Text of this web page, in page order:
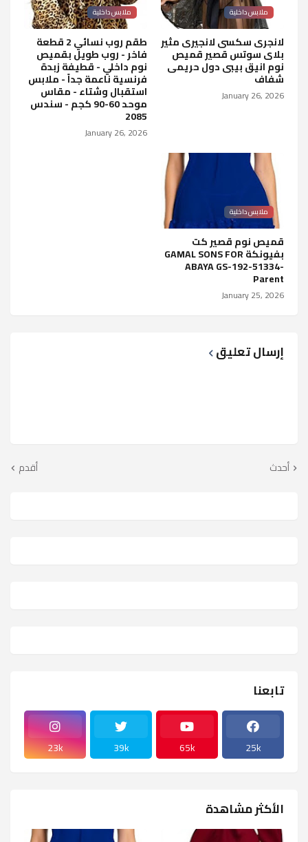
ملابس داخلية
لانجرى سكسى لانجيرى مثير
بلاى سوتس قصير قميص
نوم انيق بيبى دول حريمى
شفاف
January 26, 2026
ملابس داخلية
طقم روب نسائي 2 قطعة
فاخر - روب طويل بقميص
نوم داخلي - قطيفة زبدة
فرنسية ناعمة جداً - ملابس
استقبال وشتاء - مقاس
موحد 60-90 كجم - سندس
2085
January 26, 2026
ملابس داخلية
قميص نوم قصير كت
بفيونكة GAMAL SONS FOR
ABAYA GS-192-51334-
Parent
January 25, 2026
إرسال تعليق
أحدث أقدم
تابعنا
25k
65k
39k
23k
الأكثر مشاهدة